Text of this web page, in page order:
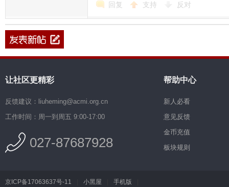
回复 支持 反对
让社区更精彩
反馈建议：liuheming@acmi.org.cn
工作时间：周一到周五 9:00-17:00
027-87687928
帮助中心
新人必看
意见反馈
金币充值
板块规则
京ICP备17063637号-11 小黑屋 手机版